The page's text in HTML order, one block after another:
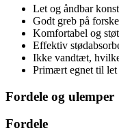
Let og åndbar
Godt greb på
Komfortabel og
Effektiv
Ikke vandtæt,
Primært egnet til
Fordele og ulemper
Fordele